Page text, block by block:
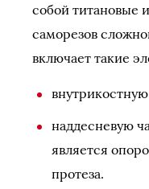
собой титановые
саморезов
включает такие
внутрикостную
наддесневую
является
протеза.